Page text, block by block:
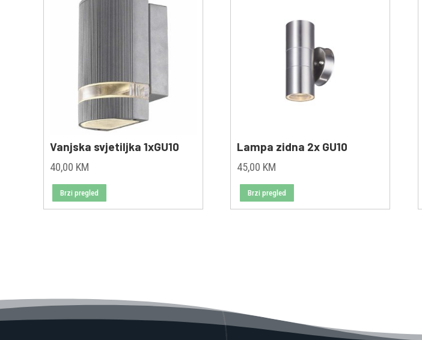
Vanjska svjetiljka 1xGU10
40,00 KM
Brzi pregled
Lampa zidna 2x GU10
45,00 KM
Brzi pregled